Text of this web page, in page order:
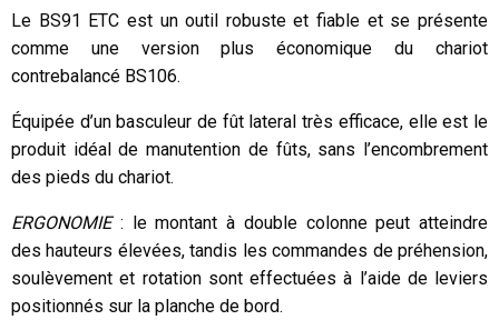
Le BS91 ETC est un outil robuste et fiable et se présente
comme une version plus économique du chariot
contrebalancé BS106.
Équipée d’un basculeur de fût lateral très efficace, elle est le
produit idéal de manutention de fûts, sans l’encombrement
des pieds du chariot.
ERGONOMIE : le montant à double colonne peut atteindre
des hauteurs élevées, tandis les commandes de préhension,
soulèvement et rotation sont effectuées à l’aide de leviers
positionnés sur la planche de bord.